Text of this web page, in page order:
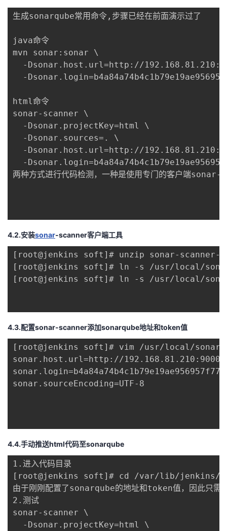
生成sonarqube常用命令,步骤已经在前面演示过了
java命令
mvn sonar:sonar \
-Dsonar.host.url=http://
-
html命令
sonar-scanner \
  -Dsonar.projectKey=html \
  -Dsonar.sources=. \
-Dsonar.host.url=http://
-
两种方式进行代码检测，一种是使用专门的客户端
4.2.安装sonar-scanner客户端工具
[root@jenkins soft]# unzip sonar-
[root@jenkins soft]# ln -s /usr/local/
[root@jenkins soft]# ln -s /usr/local/
4.3.配置sonar-scanner添加sonarqube地址和token值
[root@jenkins soft]# vim /usr/local/
sonar.host.url=http://192.168.81.210:9000
sonar.sourceEncoding=UTF-8
4.4.手动推送html代码至sonarqube
1.进入代码目录
[root@jenkins soft]# cd /var/lib/jenkins/
由于刚刚配置了sonarqube的地址和token值，因此只需
2.测试
sonar-scanner \
  -Dsonar.projectKey=html \